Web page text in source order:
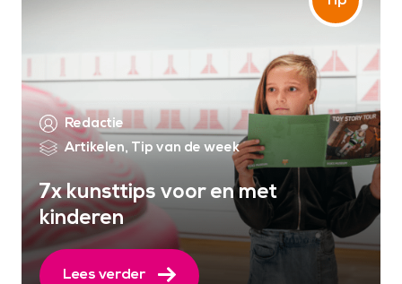
Redactie
Artikelen, Tip van de week
7x kunsttips voor en met
kinderen
Lees verder